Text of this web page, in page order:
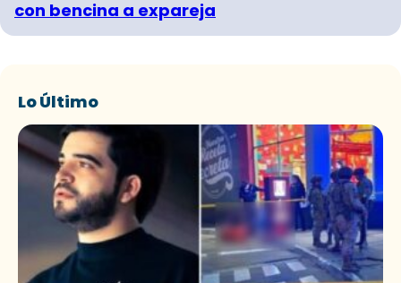
con bencina a expareja
Lo Último